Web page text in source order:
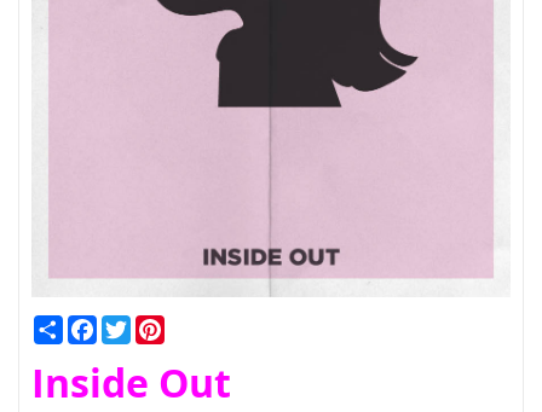
CondividiFacebook
Twitter
Inside Out